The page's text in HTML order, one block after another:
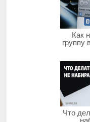
Как
группу
Что